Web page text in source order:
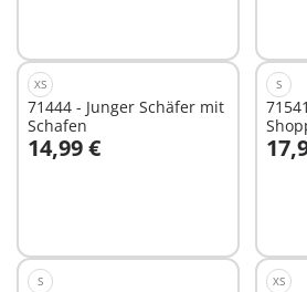
XS
71444 - Junger Schäfer mit
Schafen
14,99 €
In den Warenkorb
S
In
S XS